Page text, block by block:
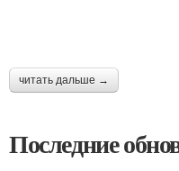
читать дальше →
Последние